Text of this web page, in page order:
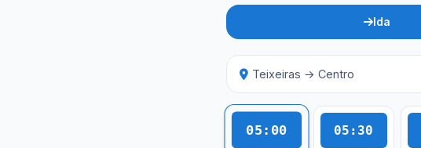
Ida
Teixeiras → Centro
05:00 05:30